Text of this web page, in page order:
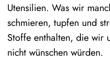
Utensilien. Was wir
schmieren, tupfen und
Stoffe enthalten, die wir
nicht wünschen würden.